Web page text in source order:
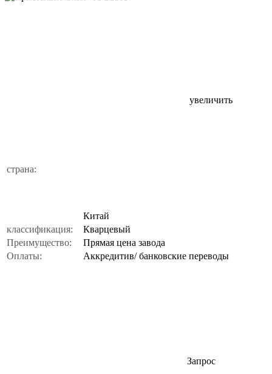
увеличить
страна:
Китай
классификация:
Кварцевый
Преимущество:
Прямая цена завода
Оплаты:
Аккредитив/ банковские переводы
Запрос